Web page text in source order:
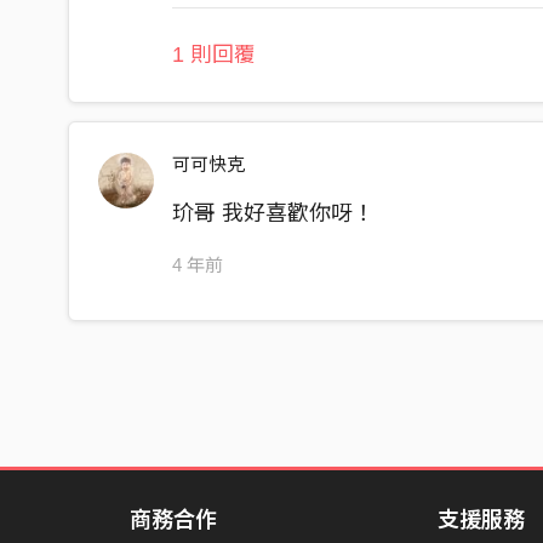
1 則回覆
可可快克
玠哥 我好喜歡你呀！
4 年前
商務合作 支援服務